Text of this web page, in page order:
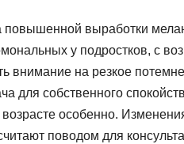
повышенной выработки
у подростков, с
внимание на резкое
для собственного
особенно.
поводом для